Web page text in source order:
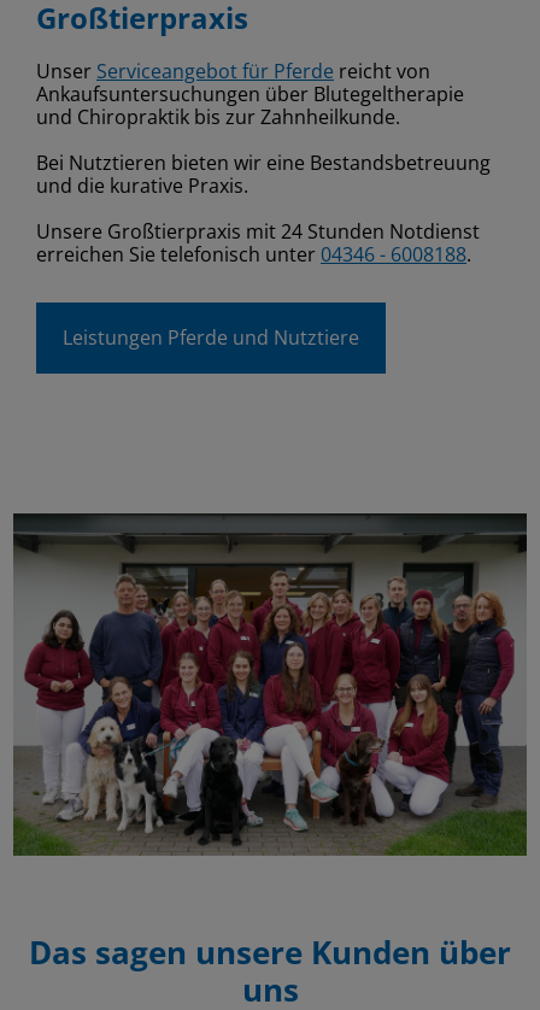
Großtierpraxis
Unser Serviceangebot für Pferde reicht von
Ankaufsuntersuchungen über Blutegeltherapie
und Chiropraktik bis zur Zahnheilkunde.
Bei Nutztieren bieten wir eine Bestandsbetreuung
und die kurative Praxis.
Unsere Großtierpraxis mit 24 Stunden Notdienst
erreichen Sie telefonisch unter 04346 - 6008188.
Leistungen Pferde und Nutztiere
Das sagen unsere Kunden über
uns